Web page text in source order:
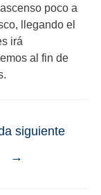
poco a
llegando el
irá
al fin de
siguiente
→